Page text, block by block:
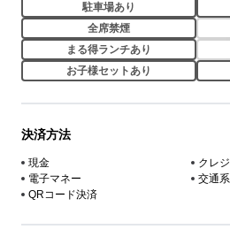
駐車場あり
全席禁煙
まる得ランチあり
お子様セットあり
決済方法
現金
クレ
電子マネー
交通
QRコード決済